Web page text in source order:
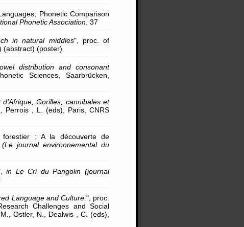
Phonetic Comparison
Phonetic Association , 37
in natural middles", proc. of
(abstract) (poster)
distribution and consonant
Sciences, Saarbrücken,
d'Afrique, Gorilles, cannibales et
, Perrois , L. (eds), Paris, CNRS
forestier : A la découverte de
journal environnemental du
in Le Cri du Pangolin (journal
Language and Culture. ", proc.
Challenges and Social
Ostler, N., Dealwis , C. (eds),